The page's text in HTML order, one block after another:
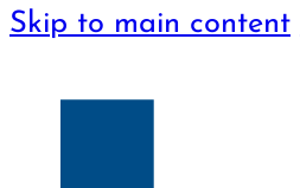
Skip to main content